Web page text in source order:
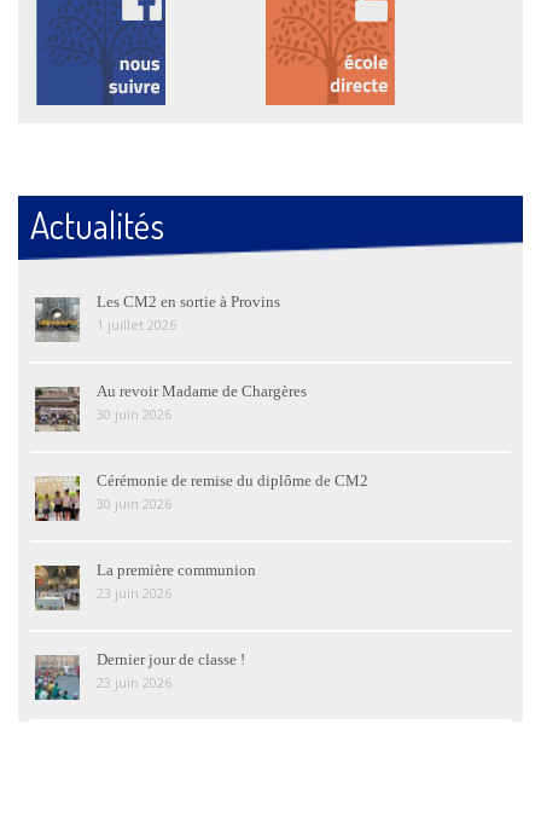
Actualités
Les CM2 en sortie à Provins
1 juillet 2026
Au revoir Madame de Chargères
30 juin 2026
Cérémonie de remise du diplôme de CM2
30 juin 2026
La première communion
23 juin 2026
Dernier jour de classe !
23 juin 2026